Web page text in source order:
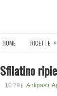
HOME RICETTE »
Sfilatino
10:29 Antipasti,